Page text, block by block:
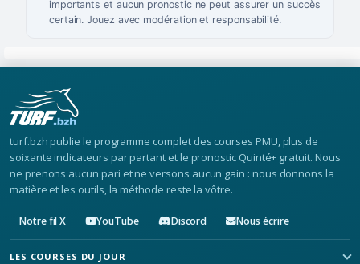
importants et aucun pronostic ne peut assurer un succès
certain. Jouez avec modération et responsabilité.
turf.bzh publie le programme complet des courses PMU, plus de
soixante indicateurs par partant et le pronostic Quinté+ gratuit. Nous
ne prenons aucun pari et ne versons aucun gain : nous donnons la
matière et les outils, la méthode reste la vôtre.
Notre fil X YouTube Discord Nous écrire
LES COURSES DU JOUR